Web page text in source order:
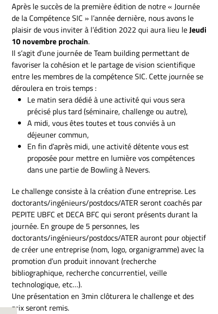
Après le succès de la première édition de notre « Journée
de la Compétence SIC » l’année dernière, nous avons le
plaisir de vous inviter à l’édition 2022 qui aura lieu leJeudi
10 novembre prochain.
Il s’agit d’une journée de Team building permettant de
favoriser la cohésion et le partage de vision scientifique
entre les membres de la compétence SIC. Cette journée se
déroulera en trois temps :
Le matin sera dédié à une activité qui vous sera
précisé plus tard (séminaire, challenge ou autre),
A midi, vous êtes toutes et tous conviés à un
déjeuner commun,
En fin d’après midi, une activité détente vous est
proposée pour mettre en lumière vos compétences
dans une partie de Bowling à Nevers.
Le challenge consiste à la création d’une entreprise. Les
doctorants/ingénieurs/postdocs/ATER seront coachés par
PEPITE UBFC et DECA BFC qui seront présents durant la
journée. En groupe de 5 personnes, les
doctorants/ingénieurs/postdocs/ATER auront pour objectif
de créer une entreprise (nom, logo, organigramme) avec la
promotion d’un produit innovant (recherche
bibliographique, recherche concurrentiel, veille
technologique, etc…).
Une présentation en 3min clôturera le challenge et des
prix seront remis.